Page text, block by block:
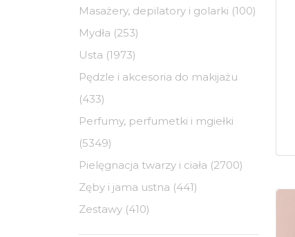
Masażery, depilatory i golarki (100)
Mydła (253)
Usta (1973)
Pędzle i akcesoria do makijażu
(433)
Perfumy, perfumetki i mgiełki
(5349)
Pielęgnacja twarzy i ciała (2700)
Zęby i jama ustna (441)
Zestawy (410)